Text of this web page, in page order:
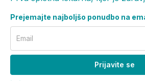
Prejemajte najboljšo ponudbo na
Email
Prijavite se